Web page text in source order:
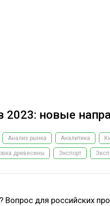
2023: новые
Анализ рынка Аналитика
древесины Экспорт
Вопрос для российских